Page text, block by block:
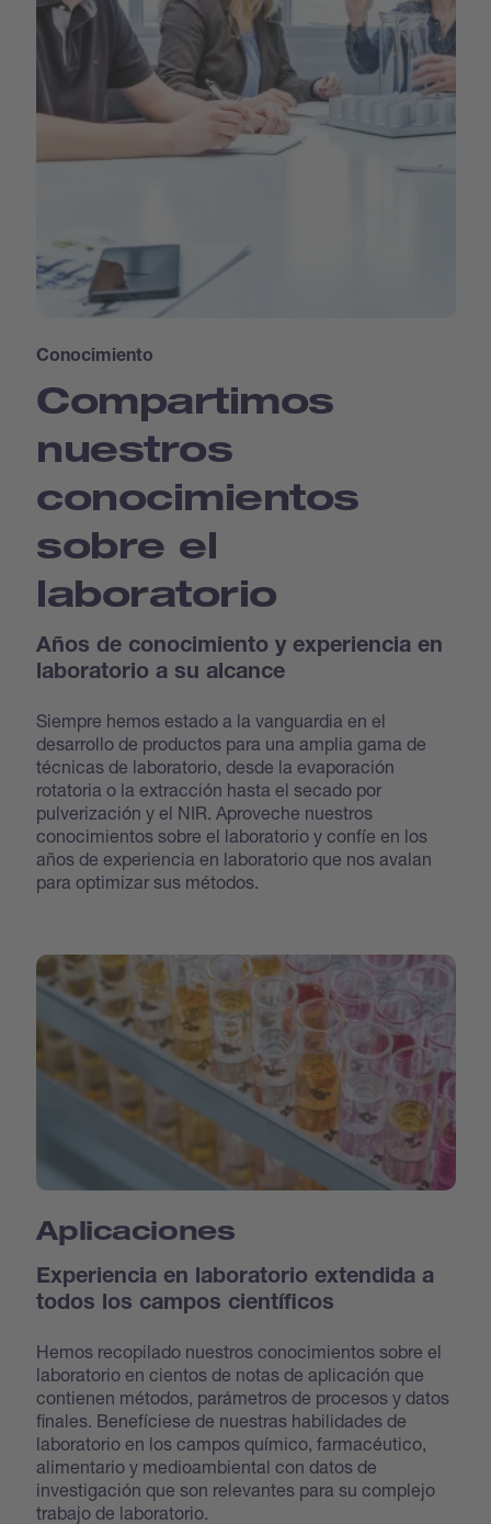
Conocimiento
Compartimos
nuestros
conocimientos
sobre el
laboratorio
Años de conocimiento y experiencia en
laboratorio a su alcance
Siempre hemos estado a la vanguardia en el
desarrollo de productos para una amplia gama de
técnicas de laboratorio, desde la evaporación
rotatoria o la extracción hasta el secado por
pulverización y el NIR. Aproveche nuestros
conocimientos sobre el laboratorio y confíe en los
años de experiencia en laboratorio que nos avalan
para optimizar sus métodos.
Aplicaciones
Experiencia en laboratorio extendida a
todos los campos científicos
Hemos recopilado nuestros conocimientos sobre el
laboratorio en cientos de notas de aplicación que
contienen métodos, parámetros de procesos y datos
finales. Benefíciese de nuestras habilidades de
laboratorio en los campos químico, farmacéutico,
alimentario y medioambiental con datos de
investigación que son relevantes para su complejo
trabajo de laboratorio.